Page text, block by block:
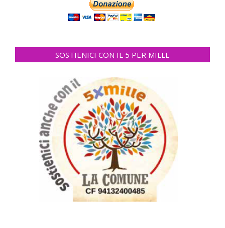
SOSTIENICI CON IL 5 PER MILLE